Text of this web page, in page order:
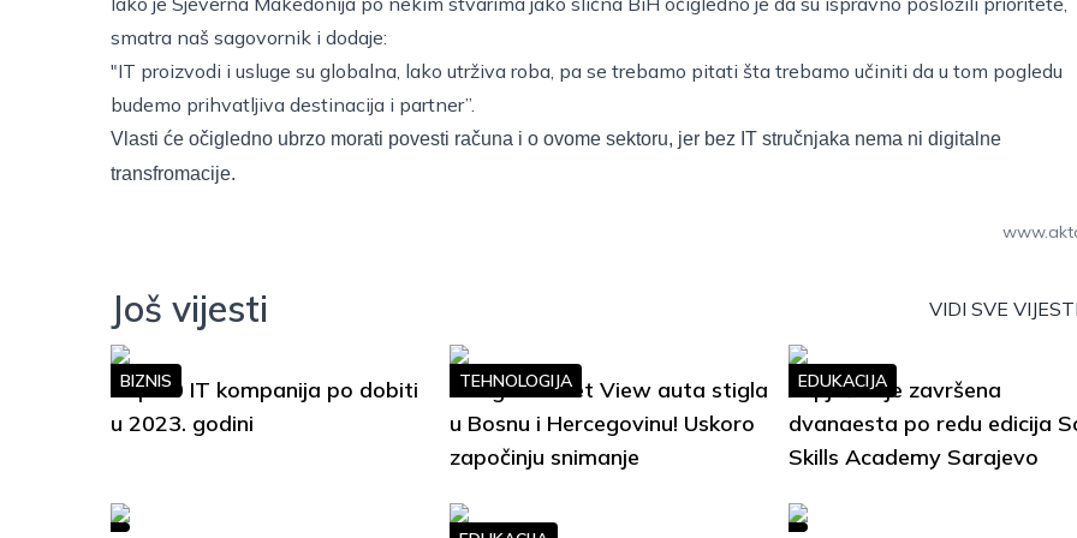
smatra naš sagovornik i dodaje:
"IT proizvodi i usluge su globalna, lako utrživa roba, pa se trebamo pitati šta trebamo učiniti da u tom pogledu
budemo prihvatljiva destinacija i partner”.
Vlasti će očigledno ubrzo morati povesti računa i o ovome sektoru, jer bez IT stručnjaka nema ni digitalne
transfromacije.
Još vijesti VIDI SVE VIJESTI
Top 10 IT kompanija po dobiti
u 2023. godini
BIZNIS
Google Street View auta stigla
u Bosnu i Hercegovinu! Uskoro
započinju snimanje
TEHNOLOGIJA
Uspješno je završena
dvanaesta po redu edicija
Skills Academy Sarajevo
EDUKACIJA